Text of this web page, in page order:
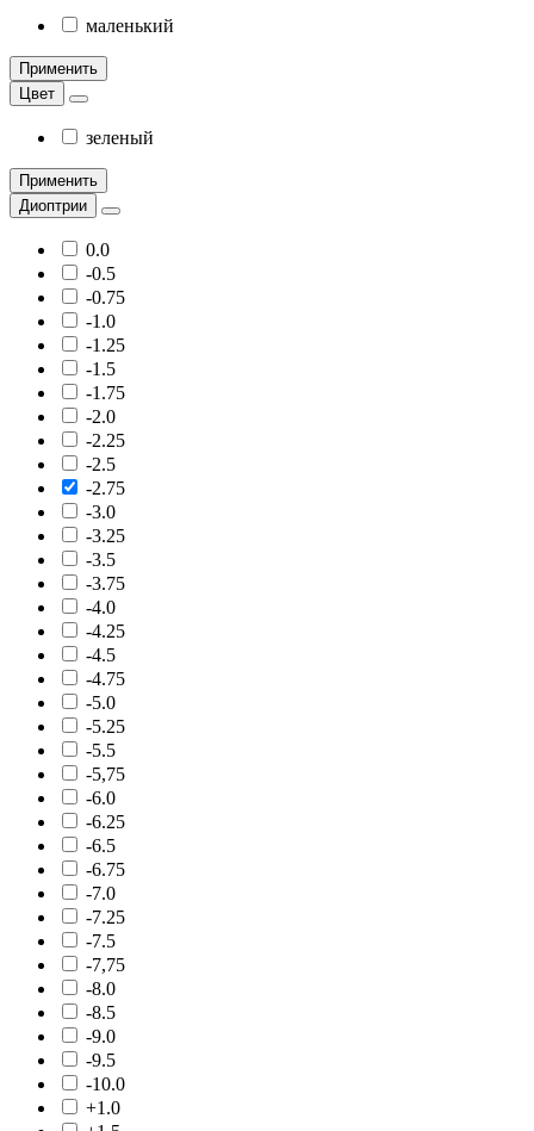
маленький
Применить
Цвет
зеленый
Применить
Диоптрии
0.0
-0.5
-0.75
-1.0
-1.25
-1.5
-1.75
-2.0
-2.25
-2.5
-2.75
-3.0
-3.25
-3.5
-3.75
-4.0
-4.25
-4.5
-4.75
-5.0
-5.25
-5.5
-5,75
-6.0
-6.25
-6.5
-6.75
-7.0
-7.25
-7.5
-7,75
-8.0
-8.5
-9.0
-9.5
-10.0
+1.0